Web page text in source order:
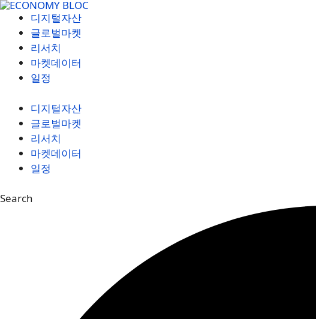
컨
디지털자산
글로벌마켓
리서치
마켓데이터
일정
디지털자산
글로벌마켓
리서치
마켓데이터
일정
Search